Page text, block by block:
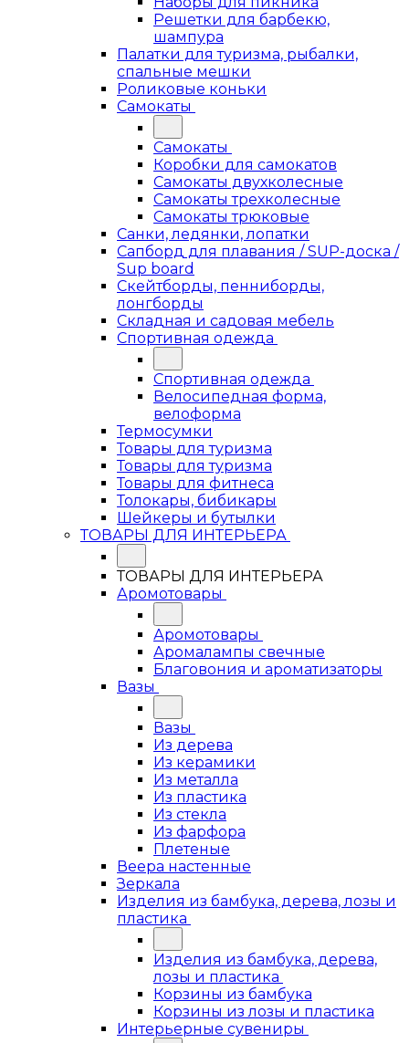
Решетки для барбекю,
шампура
Палатки для туризма, рыбалки,
спальные мешки
Роликовые коньки
Самокаты
Самокаты
Коробки для самокатов
Самокаты двухколесные
Самокаты трехколесные
Самокаты трюковые
Санки, ледянки, лопатки
Сапборд для плавания / SUP-доска /
Sup board
Скейтборды, пенниборды,
лонгборды
Складная и садовая мебель
Спортивная одежда
Спортивная одежда
Велосипедная форма,
велоформа
Термосумки
Товары для туризма
Товары для туризма
Товары для фитнеса
Толокары, бибикары
Шейкеры и бутылки
ТОВАРЫ ДЛЯ ИНТЕРЬЕРА
ТОВАРЫ ДЛЯ ИНТЕРЬЕРА
Аромотовары
Аромотовары
Аромалампы свечные
Благовония и ароматизаторы
Вазы
Вазы
Из дерева
Из керамики
Из металла
Из пластика
Из стекла
Из фарфора
Плетеные
Веера настенные
Зеркала
Изделия из бамбука, дерева, лозы и
пластика
Изделия из бамбука, дерева,
лозы и пластика
Корзины из бамбука
Корзины из лозы и пластика
Интерьерные сувениры